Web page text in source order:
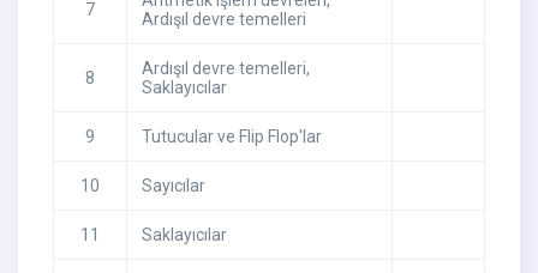
7
Ardışıl devre temelleri
8
Ardışıl devre temelleri,
Saklayıcılar
9 Tutucular ve Flip Flop'lar
10 Sayıcılar
11 Saklayıcılar